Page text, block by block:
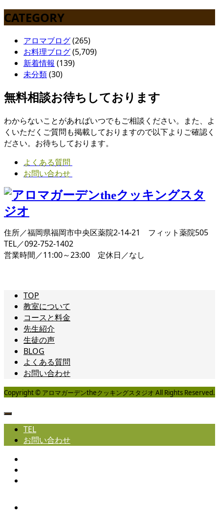
CATEGORY
アロマブログ(265)
お料理ブログ(5,709)
新着情報 (139)
未分類(30)
無料相談お待ちしております
わからないことがあればいつでもご相談ください。また、よ
くいただくご質問も掲載しておりますので以下よりご確認く
ださい。お待ちしております。
よくある質問
お問い合わせ
住所／福岡県福岡市中央区薬院2-14-21 フィット薬院505
TEL／092-752-1402
営業時間／11:00～23:00 定休日／なし
TOP
教室について
コースと料金
先生紹介
生徒の声
BLOG
よくある質問
お問い合わせ
Copyright © アロマガーデンtheクッキングスタジオ All Rights Reserved.
TEL
お問い合わせ